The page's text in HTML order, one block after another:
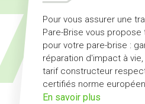
Pour vous assurer une
Pare-Brise vous
pour votre pare-brise :
réparation d'impact à
tarif constructeur
certifiés norme
En savoir plus